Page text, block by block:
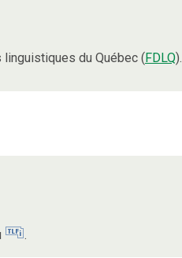
du Québec (FDLQ).
.